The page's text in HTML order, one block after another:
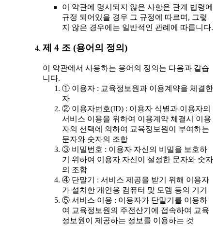
이 약관에 명시되지 않은 사항은 관계 법령에
규정 되어있을 경우 그 규정에 따르며, 그렇
지 않은 경우에는 일반적인 관례에 따릅니다.
제 4 조 (용어의 정의)
이 약관에서 사용하는 용어의 정의는 다음과 같습
니다.
① 이용자 : 교육정보원과 이용계약을 체결한
자
② 이용자번호(ID) : 이용자 식별과 이용자의
서비스 이용을 위하여 이용계약 체결시 이용
자의 선택에 의하여 교육정보원이 부여하는
문자와 숫자의 조합
③ 비밀번호 : 이용자 자신의 비밀을 보호하
기 위하여 이용자 자신이 설정한 문자와 숫자
의 조합
④ 단말기 : 서비스 제공을 받기 위해 이용자
가 설치한 개인용 컴퓨터 및 모뎀 등의 기기
⑤ 서비스 이용 : 이용자가 단말기를 이용하
여 교육정보원의 주전산기에 접속하여 교육
정보원이 제공하는 정보를 이용하는 것